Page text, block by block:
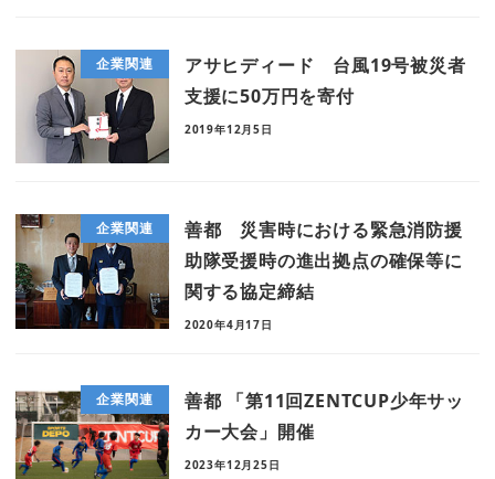
企業関連
アサヒディード 台風19号被災者
支援に50万円を寄付
2019年12月5日
企業関連
善都 災害時における緊急消防援
助隊受援時の進出拠点の確保等に
関する協定締結
2020年4月17日
企業関連
善都 「第11回ZENTCUP少年サッ
カー大会」開催
2023年12月25日